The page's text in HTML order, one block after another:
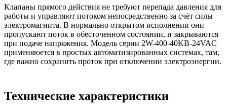
Клапаны прямого действия не требуют перепада давления для
работы и управляют потоком непосредственно за счёт силы
электромагнита. В нормально открытом исполнении они
пропускают поток в обесточенном состоянии, и закрываются
при подаче напряжения. Модель серии 2W-400-40KB-24VAC
применяюется в простых автоматизированных системах, там,
где важно сохранить проток при отключении электроэнергии.
Технические характеристики